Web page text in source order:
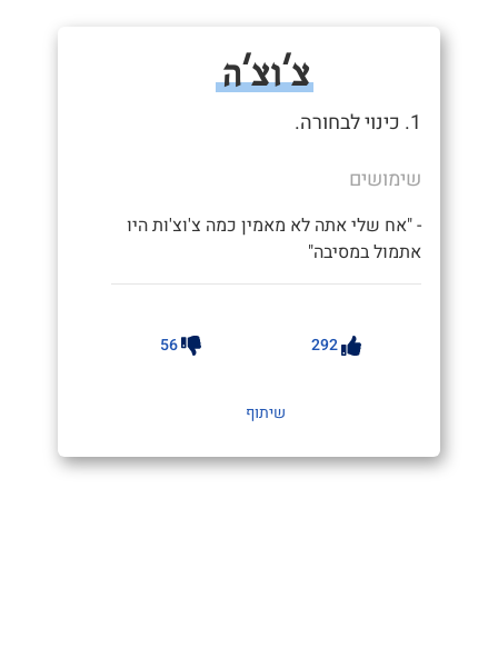
צ'וצ'ה
1. כינוי לבחורה.
שימושים
- "אח שלי אתה לא מאמין כמה צ'וצ'ות היו
אתמול במסיבה"
292
56
שיתוף